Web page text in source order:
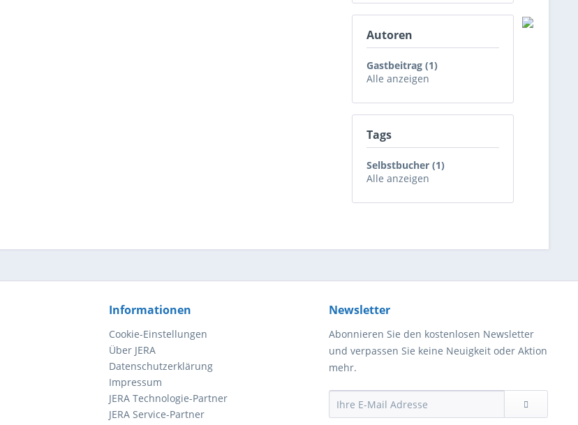
Autoren
Gastbeitrag (1)
Alle anzeigen
Tags
Selbstbucher (1)
Alle anzeigen
Informationen
Cookie-Einstellungen
Über JERA
Datenschutzerklärung
Impressum
JERA Technologie-Partner
JERA Service-Partner
Newsletter
Abonnieren Sie den kostenlosen Newsletter
und verpassen Sie keine Neuigkeit oder Aktion
mehr.